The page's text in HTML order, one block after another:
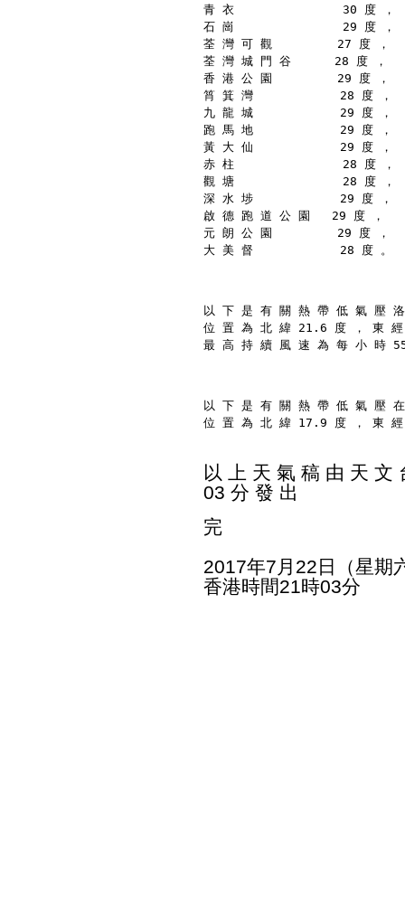
青 衣               30 度 ，
石 崗               29 度 ，
荃 灣 可 觀         27 度 ，
荃 灣 城 門 谷      28 度 ，
香 港 公 園         29 度 ，
筲 箕 灣            28 度 ，
九 龍 城            29 度 ，
跑 馬 地            29 度 ，
黃 大 仙            29 度 ，
赤 柱               28 度 ，
觀 塘               28 度 ，
深 水 埗            29 度 ，
啟 德 跑 道 公 園   29 度 ，
元 朗 公 園         29 度 ，
大 美 督            28 度 。
以 下 是 有 關 熱 帶 低 氣 壓
位 置 為 北 緯 21.6 度 ， 東
最 高 持 續 風 速 為 每 小 時
以 下 是 有 關 熱 帶 低 氣 壓
位 置 為 北 緯 17.9 度 ， 東
以 上 天 氣 稿 由 天 文
03 分 發 出
完
2017年7月22日（星期
香港時間21時03分